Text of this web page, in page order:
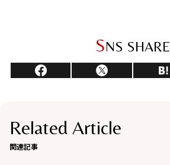
SNS SHARE
Related Article
関連記事